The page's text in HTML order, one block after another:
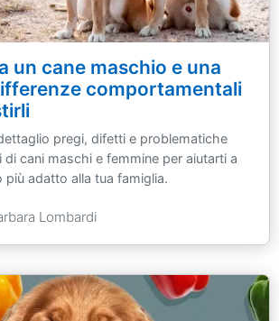
un cane maschio e una
comportamentali
pregi, difetti e problematiche
cani maschi e femmine per aiutarti a
più adatto alla tua famiglia.
Lombardi